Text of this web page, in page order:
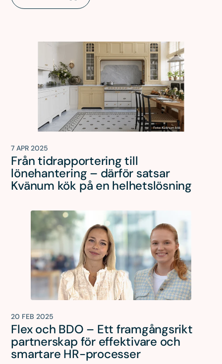
7 APR 2025
Från tidrapportering till
lönehantering – därför satsar
Kvänum kök på en helhetslösning
20 FEB 2025
Flex och BDO – Ett framgångsrikt
partnerskap för effektivare och
smartare HR-processer